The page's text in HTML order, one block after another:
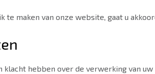
te maken van onze website, gaat u
klacht hebben over de verwerking van